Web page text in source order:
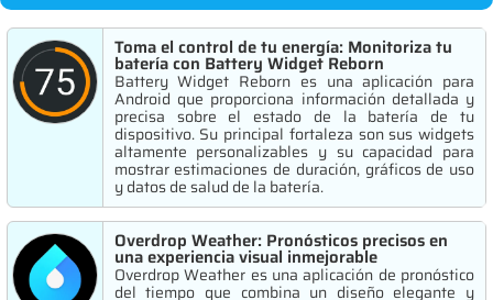
Toma el control de tu energía: Monitoriza tu
batería con Battery Widget Reborn
Battery Widget Reborn es una aplicación para
Android que proporciona información detallada y
precisa sobre el estado de la batería de tu
dispositivo. Su principal fortaleza son sus widgets
altamente personalizables y su capacidad para
mostrar estimaciones de duración, gráficos de uso
y datos de salud de la batería.
Overdrop Weather: Pronósticos precisos en
una experiencia visual inmejorable
Overdrop Weather es una aplicación de pronóstico
del tiempo que combina un diseño elegante y